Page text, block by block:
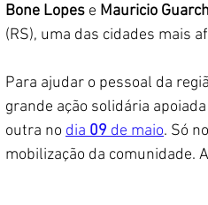
Bone Lopes e Mauricio
(RS), uma das cidades mais
Para ajudar o pessoal da
grande ação solidária
outra no dia 09 de maio. Só
mobilização da comunidade.